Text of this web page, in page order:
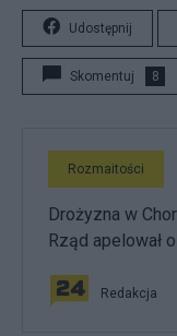
Udostępnij
Skomentuj 8
Rozmaitości
Drożyzna w
Rząd apelował
Redakcja